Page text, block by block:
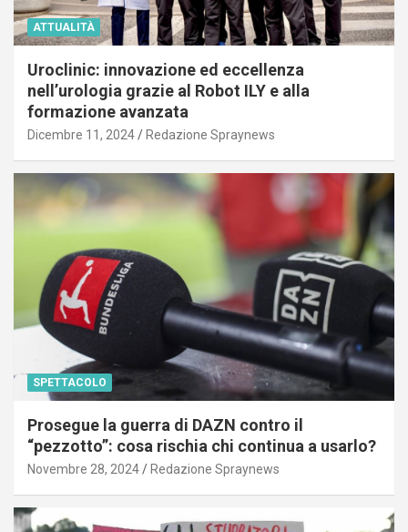
ATTUALITÀ
Uroclinic: innovazione ed eccellenza
nell’urologia grazie al Robot ILY e alla
formazione avanzata
Dicembre 11, 2024 Redazione Spraynews
SPETTACOLO
Prosegue la guerra di DAZN contro il
“pezzotto”: cosa rischia chi continua a usarlo?
Novembre 28, 2024 Redazione Spraynews